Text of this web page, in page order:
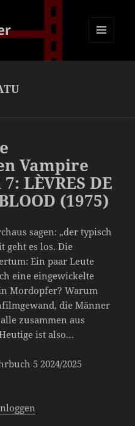
Vampire
LÈVRES DE
(1975)
sagen: „der typisch
geht es los. Die
Ein paar Leute
eine eingewickelte
Mordopfer? Warum
die Männer
zusammen aus
ist also…
5 2024/2025